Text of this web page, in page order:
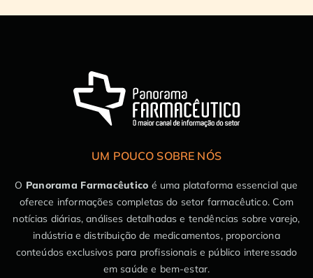
UM POUCO SOBRE NÓS
O Panorama Farmacêutico é uma plataforma essencial que
oferece informações completas do setor farmacêutico. Com
notícias diárias, análises detalhadas e tendências sobre varejo,
indústria e distribuição de medicamentos, proporciona
conteúdos exclusivos para profissionais e público interessado
em saúde e bem-estar.